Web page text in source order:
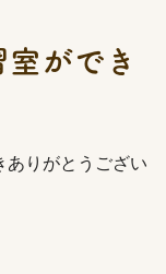
ができ
りがとうござい